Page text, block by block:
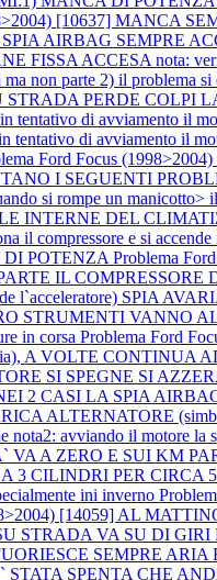
[10637] MANCA
AIRBAG SEMPRE
ACCESA nota:
non parte 2) il problema si
STRADA PERDE
di avviamento il
di avviamento il
Ford Focus
I SEGUENTI
si rompe un manicotto>
INTERNE DEL
il compressore e si
DI POTENZA Problema
IL COMPRESSORE
SPIA
STRUMENTI VANNO AL
in corsa Problema Ford
A VOLTE CONTINUA
SI SPEGNE SI
NEI 2 CASI LA SPIA
ALTERNATORE
avviando il motore la
VA A ZERO E SUI KM
3 CILINDRI PER
ini inverno
[14059] AL
STRADA VA SU DI
SEMPRE ARIA
SPENTA CHE